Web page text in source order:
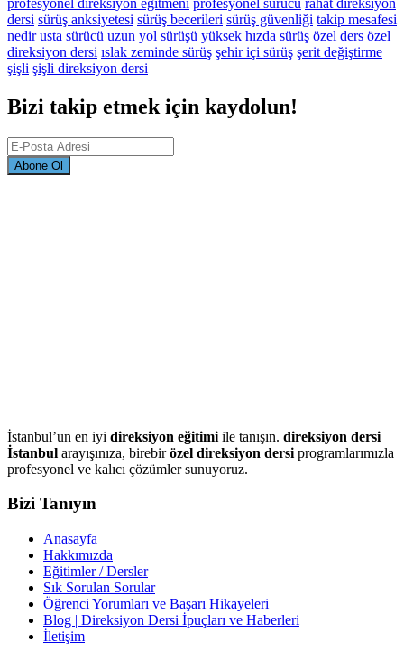
dersi sürüş anksiyetesi sürüş becerileri sürüş güvenliği takip mesafesi
nedir usta sürücü uzun yol sürüşü yüksek hızda sürüş özel ders özel
direksiyon dersi ıslak zeminde sürüş şehir içi sürüş şerit değiştirme
şişli şişli direksiyon dersi
Bizi takip etmek için kaydolun!
Abone Ol
İstanbul’un en iyi direksiyon eğitimi ile tanışın. direksiyon dersi
İstanbul arayışınıza, birebirözel direksiyon dersi programlarımızla
profesyonel ve kalıcı çözümler sunuyoruz.
Bizi Tanıyın
Anasayfa
Hakkımızda
Eğitimler / Dersler
Sık Sorulan Sorular
Öğrenci Yorumları ve Başarı Hikayeleri
Blog | Direksiyon Dersi İpuçları ve Haberleri
İletişim